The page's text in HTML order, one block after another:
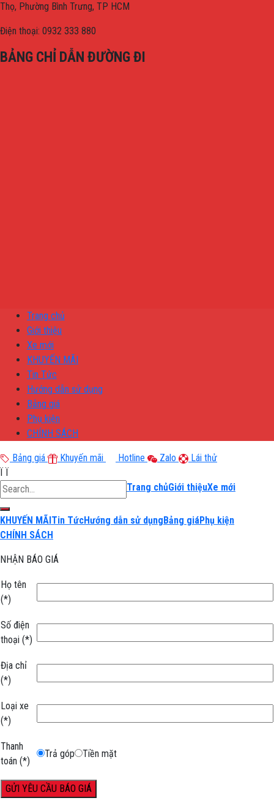
Thọ, Phường Bình Trưng, TP HCM
Điện thoại: 0932 333 880
BẢNG CHỈ DẪN ĐƯỜNG ĐI
Trang chủ
Giới thiệu
Xe mới
KHUYẾN MÃI
Tin Tức
Hướng dẫn sử dụng
Bảng giá
Phụ kiện
CHÍNH SÁCH
Bảng giá Khuyến mãi Hotline Zalo
Lái thử
Ï Ï
Trang chủGiới thiệuXe mới
KHUYẾN MÃITin TứcHướng dẫn sử dụngBảng giáPhụ kiện
CHÍNH SÁCH
NHẬN BÁO GIÁ
Họ tên
(*)
Số điện
thoại (*)
Địa chỉ
(*)
Loại xe
(*)
Thanh
toán (*)
Trả góp Tiền mặt